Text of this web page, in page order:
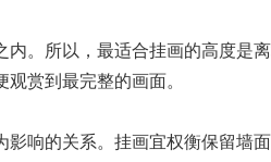
。所以，最适合挂画的高度是
赏到最完整的画面。
响的关系。挂画宜权衡保留墙